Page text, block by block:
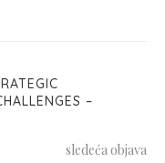
–
sledeća objava